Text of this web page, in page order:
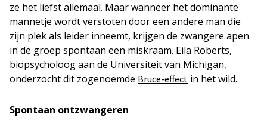
ze het liefst allemaal. Maar wanneer het dominante
mannetje wordt verstoten door een andere man die
zijn plek als leider inneemt, krijgen de zwangere apen
in de groep spontaan een miskraam. Eila Roberts,
biopsycholoog aan de Universiteit van Michigan,
onderzocht dit zogenoemde Bruce-effect in het wild.
Spontaan ontzwangeren